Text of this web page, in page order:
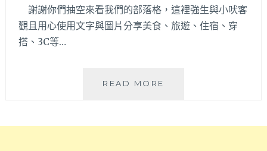
謝謝你們抽空來看我們的部落格，這裡強生與小吠客
觀且用心使用文字與圖片分享美食、旅遊、住宿、穿
搭、3C等…
READ MORE